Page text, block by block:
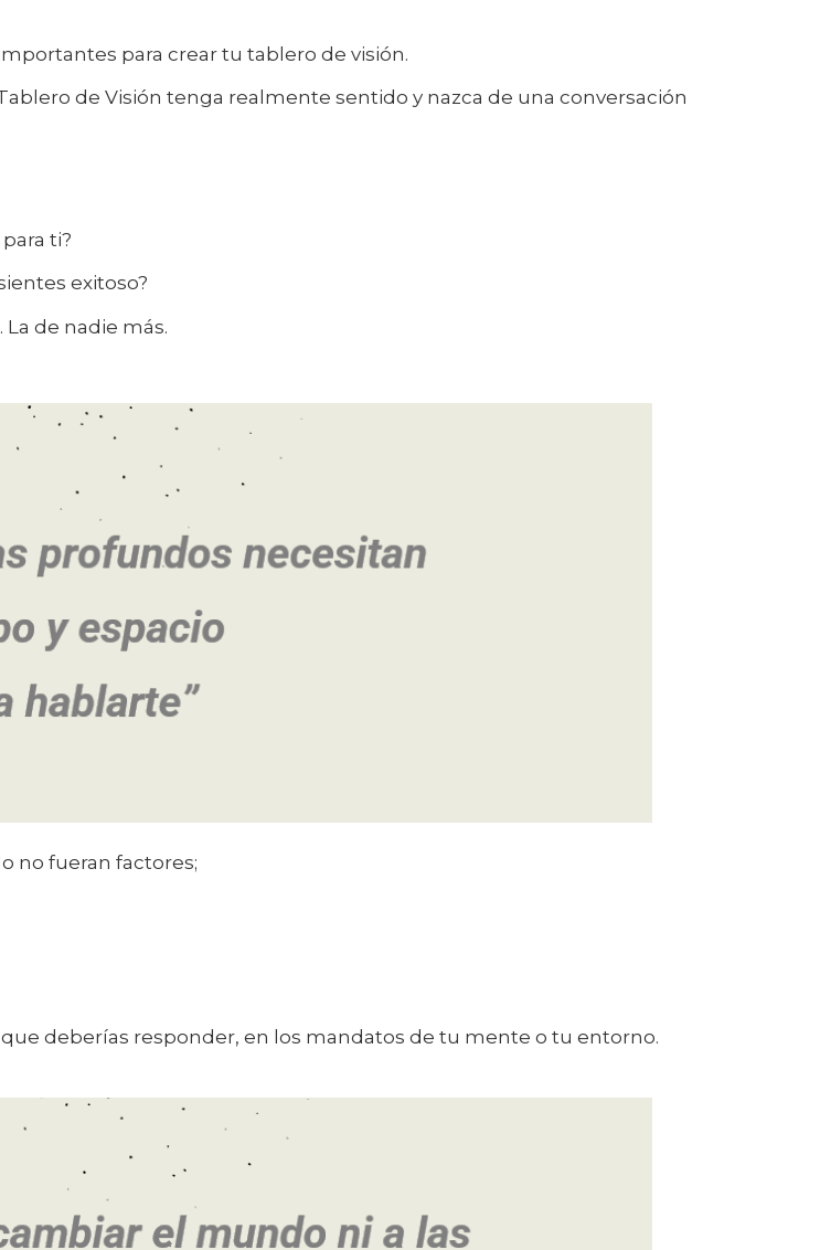
para crear tu tablero de visión.
de Visión tenga realmente sentido y nazca de una conversación
ti?
exitoso?
de nadie más.
no fueran factores;
deberías responder, en los mandatos de tu mente o tu entorno.